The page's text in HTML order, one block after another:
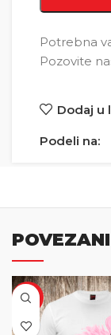
Potrebna
Pozovite
Dodaj u
Podeli na:
SALE